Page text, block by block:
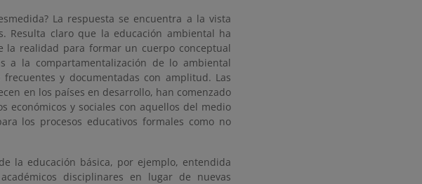
La respuesta se encuentra a la vista
Resulta claro que la educación ambiental ha
la realidad para formar un cuerpo conceptual
a la compartamentalización de lo ambiental
y documentadas con amplitud. Las
en los países en desarrollo, han comenzado
económicos y sociales con aquellos del medio
los procesos educativos formales como no
la educación básica, por ejemplo, entendida
disciplinares en lugar de nuevas